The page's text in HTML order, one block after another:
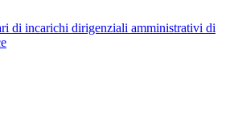
di incarichi dirigenziali amministrativi di